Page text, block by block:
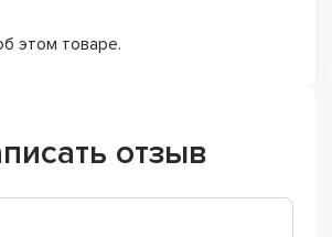
этом товаре.
отзыв